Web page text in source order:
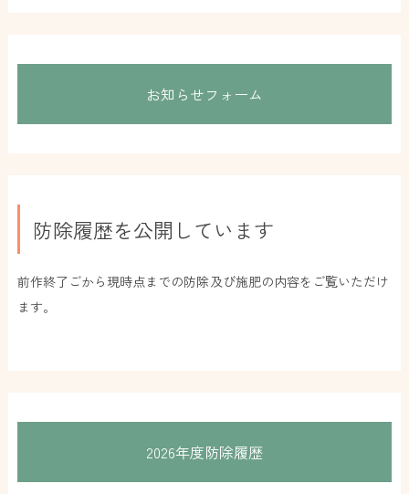
お知らせフォーム
防除履歴を公開しています
前作終了ごから現時点までの防除及び施肥の内容をご覧いただけ
ます。
2026年度防除履歴